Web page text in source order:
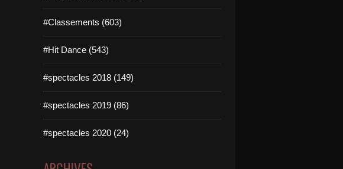
#Classements (603)
#Hit Dance (543)
#spectacles 2018 (149)
#spectacles 2019 (86)
#spectacles 2020 (24)